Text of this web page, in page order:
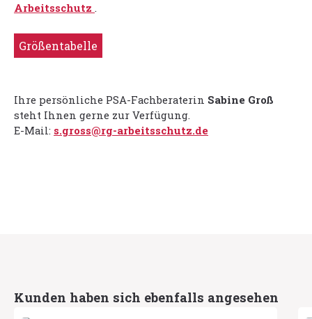
Arbeitsschutz .
Größentabelle
Ihre persönliche PSA-Fachberaterin Sabine Groß
steht Ihnen gerne zur Verfügung.
E-Mail: s.gross@rg-arbeitsschutz.de
Produktgalerie überspringen
Kunden haben sich ebenfalls angesehen